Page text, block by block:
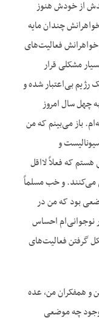
از خودش هنوز
چندان مایه
فعالیت‌های
مشکلی قرار
رژیم بی‌اعتبار شده و
چهل سال امروز
باز می‌بینم که من
و
که فعلاً لااقل
می‌کنند. و خب مسلماً
بود که من در
نوجوانی‌ام احساس
گرفتن فعالیت‌های
و همفکران من، عده
چه موضعی